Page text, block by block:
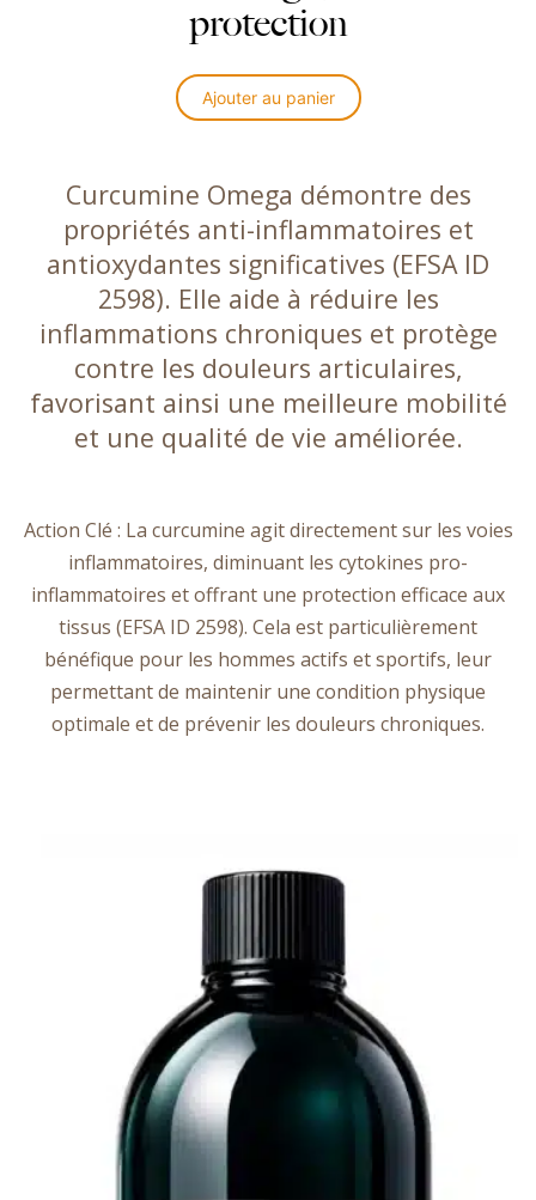
produit
protection
Ajouter au panier
Curcumine Omega démontre des
propriétés anti-inflammatoires et
antioxydantes significatives (EFSA ID
2598). Elle aide à réduire les
inflammations chroniques et protège
contre les douleurs articulaires,
favorisant ainsi une meilleure mobilité
et une qualité de vie améliorée.
Action Clé : La curcumine agit directement sur les voies
inflammatoires, diminuant les cytokines pro-
inflammatoires et offrant une protection efficace aux
tissus (EFSA ID 2598). Cela est particulièrement
bénéfique pour les hommes actifs et sportifs, leur
permettant de maintenir une condition physique
optimale et de prévenir les douleurs chroniques.